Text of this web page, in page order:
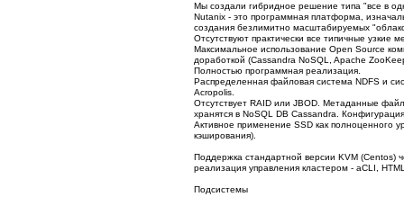
Мы создали гибридное решение типа "все в
Nutanix - это программная платформа,
создания безлимитно масштабируемых
Отсутствуют практически все типичные узкие
Максимальное использование Open Source
доработкой (Cassandra NoSQL, Apache
Полностью программная реализация.
Распределенная файловая система NDFS и
Acropolis.
Отсутствует RAID или JBOD. Метаданные
хранятся в NoSQL DB Cassandra.
Активное применение SSD как полноценного
кэширования).
Поддержка стандартной версии KVM (Centos)
реализация управления кластером - aCLI,
Подсистемы